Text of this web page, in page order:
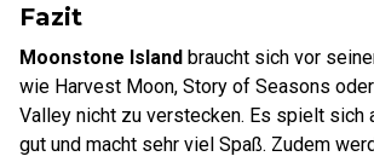
Fazit
Moonstone Island braucht sich vor
wie Harvest Moon, Story of Seasons
Valley nicht zu verstecken. Es spielt sich
gut und macht sehr viel Spaß. Zudem